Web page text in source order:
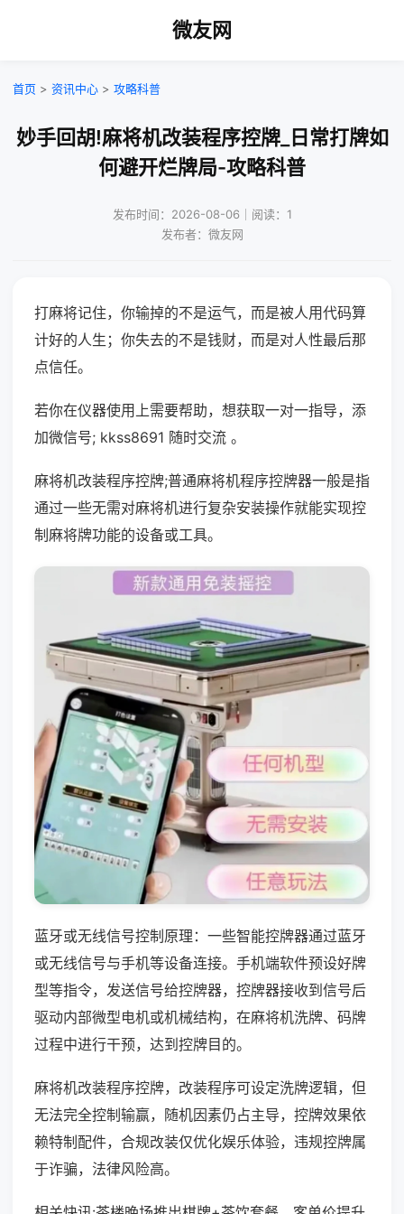
微友网
首页 > 资讯中心 > 攻略科普
妙手回胡!麻将机改装程序控牌_日常打牌如
何避开烂牌局-攻略科普
发布时间：2026-08-06｜阅读：1
发布者：微友网
打麻将记住，你输掉的不是运气，而是被人用代码算
计好的人生；你失去的不是钱财，而是对人性最后那
点信任。
若你在仪器使用上需要帮助，想获取一对一指导，添
加微信号; kkss8691 随时交流 。
麻将机改装程序控牌;普通麻将机程序控牌器一般是指
通过一些无需对麻将机进行复杂安装操作就能实现控
制麻将牌功能的设备或工具。
蓝牙或无线信号控制原理：一些智能控牌器通过蓝牙
或无线信号与手机等设备连接。手机端软件预设好牌
型等指令，发送信号给控牌器，控牌器接收到信号后
驱动内部微型电机或机械结构，在麻将机洗牌、码牌
过程中进行干预，达到控牌目的。
麻将机改装程序控牌，改装程序可设定洗牌逻辑，但
无法完全控制输赢，随机因素仍占主导，控牌效果依
赖特制配件，合规改装仅优化娱乐体验，违规控牌属
于诈骗，法律风险高。